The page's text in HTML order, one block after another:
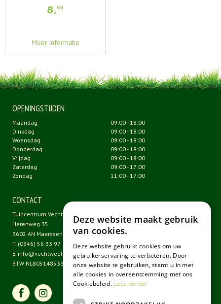
8,99
Meer informatie
OPENINGSTIJDEN
Maandag
09:00 - 18:00
Dinsdag
09:00 - 18:00
Woensdag
09:00 - 18:00
Donderdag
09:00 - 18:00
Vrijdag
09:00 - 18:00
Zaterdag
09:00 - 17:00
Zondag
11:00 - 17:00
CONTACT
Tuincentrum Vechtweelde
Herenweg 35
3602 AN Maarssen
T. (0346) 56 33 97
E. info@vechtweelde.nl
BTW NL805148533B01
Deze website maakt gebruik
van cookies.
Deze website gebruikt cookies om uw
gebruikerservaring te verbeteren. Door
onze website te gebruiken, stemt u in met
alle cookies in overeenstemming met ons
Cookiebeleid. Lees verder